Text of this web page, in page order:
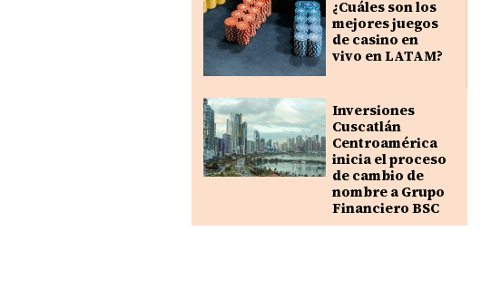
¿Cuáles son los
mejores juegos
de casino en
vivo en LATAM?
Inversiones
Cuscatlán
Centroamérica
inicia el proceso
de cambio de
nombre a Grupo
Financiero BSC